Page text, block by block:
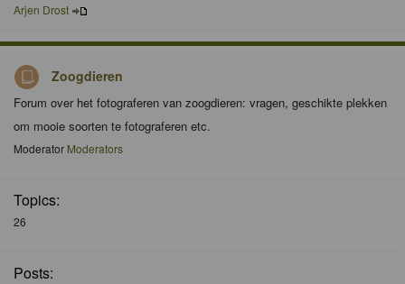
Arjen Drost
Zoogdieren
Forum over het fotograferen van zoogdieren: vragen, geschikte plekken
om mooie soorten te fotograferen etc.
Moderator Moderators
Topics:
26
Posts: